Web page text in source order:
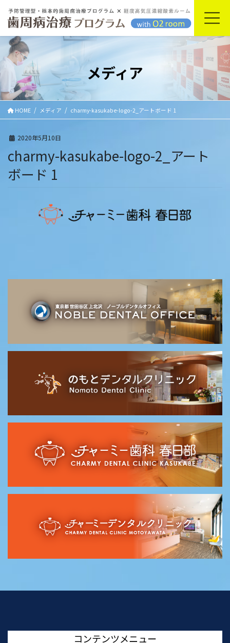
ン
に
動
ー
ョ
に
移
動
メディア
HOME メディア charmy-kasukabe-logo-2_アートボード 1
2020年5月10日
charmy-kasukabe-logo-2_アート
ボード 1
コンテンツメニュー